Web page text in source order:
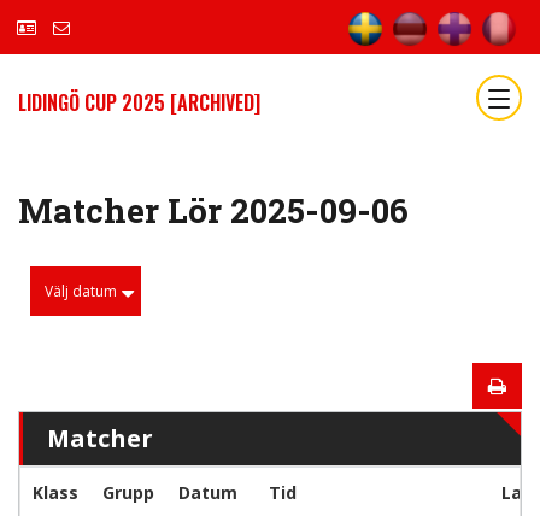
LIDINGÖ CUP 2025 [ARCHIVED]
Matcher Lör 2025-09-06
Välj datum
Matcher
Klass Grupp Datum Tid Lag